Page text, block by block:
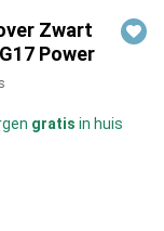
Zwart
Power
gratis in huis